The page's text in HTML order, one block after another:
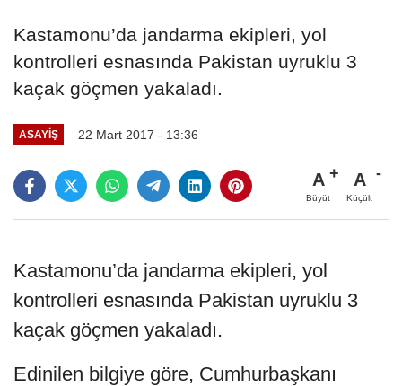
Kastamonu’da jandarma ekipleri, yol
kontrolleri esnasında Pakistan uyruklu 3
kaçak göçmen yakaladı.
ASAYIŞ 22 Mart 2017 - 13:36
A
Büyüt
A
Küçült
Kastamonu’da jandarma ekipleri, yol
kontrolleri esnasında Pakistan uyruklu 3
kaçak göçmen yakaladı.
Edinilen bilgiye göre, Cumhurbaşkanı